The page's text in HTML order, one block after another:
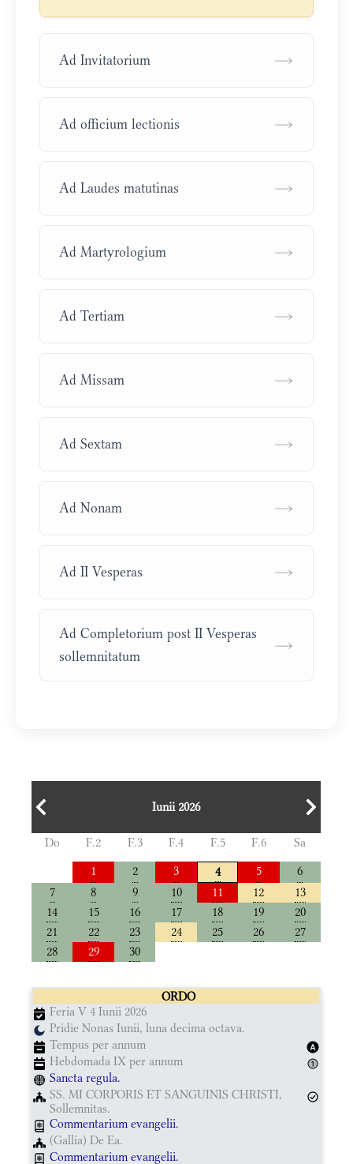
Ad Invitatorium →
Ad officium lectionis →
Ad Laudes matutinas →
Ad Martyrologium →
Ad Tertiam →
Ad Missam →
Ad Sextam →
Ad Nonam →
Ad II Vesperas →
Ad Completorium post II Vesperas
sollemnitatum
→
Iunii 2026
Do F.2 F.3 F.4 F.5 F.6
Sa
1
2 3 4 5
6
7
8 9 10 11 12
13
14
15 16 17 18 19
20
21
22 23 24 25 26
27
28
29 30
ORDO
Feria V 4 Iunii 2026
Pridie Nonas Iunii, luna decima octava.
Tempus per annum
Hebdomada IX per annum
Sancta regula.
SS. MI CORPORIS ET SANGUINIS CHRISTI,
Sollemnitas.
Commentarium evangelii.
(Gallia) De Ea.
Commentarium evangelii.